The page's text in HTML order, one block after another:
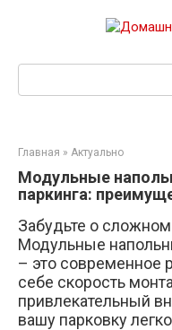
Главная » Актуально
Модульные
паркинга:
Забудьте о
Модульные
– это современное
себе скорость
привлекательный
вашу парковку